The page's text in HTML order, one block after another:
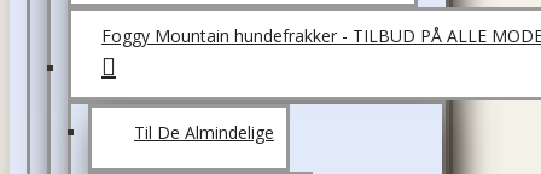
Foggy Mountain hundefrakker - TILBUD PÅ ALLE
Til De Almindelige